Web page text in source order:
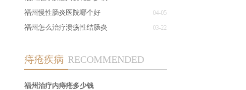
04-05
福州慢性肠炎医院哪个好
03-22
福州怎么治疗溃疡性结肠炎
痔疮疾病 RECOMMENDED
福州治疗内痔疮多少钱